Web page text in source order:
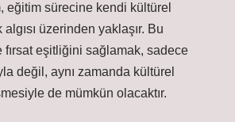
eğitim sürecine kendi kültürel
üzerinden yaklaşır. Bu
fırsat eşitliğini sağlamak, sadece
değil, aynı zamanda kültürel
de mümkün olacaktır.